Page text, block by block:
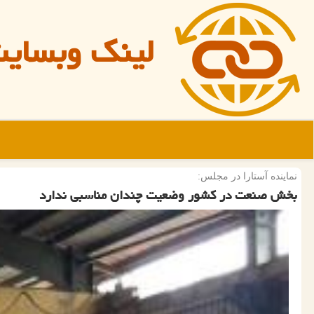
لینک
نماینده آستارا در مجلس:
بخش صنعت در كشور وضعیت چندان مناسبی ندارد